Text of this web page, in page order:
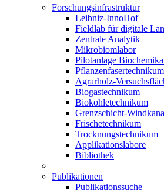
Forschungsinfrastruktur
Leibniz-InnoHof
Fieldlab für digitale
Zentrale Analytik
Mikrobiomlabor
Pilotanlage
Pflanzenfasertechnikum
Agrarholz-
Biogastechnikum
Biokohletechnikum
Grenzschicht-
Frischetechnikum
Trocknungstechnikum
Applikationslabore
Bibliothek
Publikationen
Publikationssuche